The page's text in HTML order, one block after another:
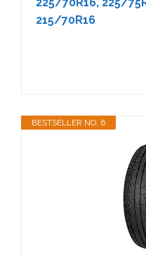
215/70R16
BESTSELLER NO. 6